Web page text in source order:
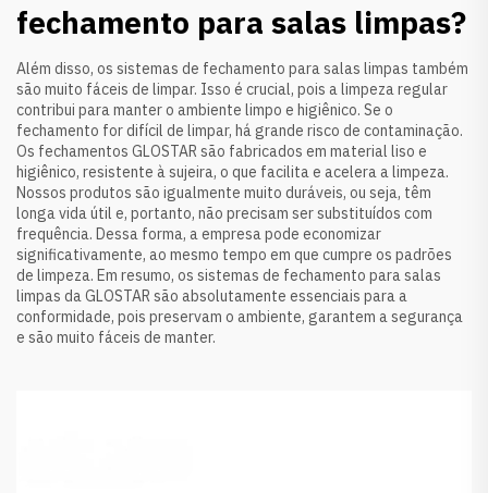
fechamento para salas limpas?
Além disso, os sistemas de fechamento para salas limpas também
são muito fáceis de limpar. Isso é crucial, pois a limpeza regular
contribui para manter o ambiente limpo e higiênico. Se o
fechamento for difícil de limpar, há grande risco de contaminação.
Os fechamentos GLOSTAR são fabricados em material liso e
higiênico, resistente à sujeira, o que facilita e acelera a limpeza.
Nossos produtos são igualmente muito duráveis, ou seja, têm
longa vida útil e, portanto, não precisam ser substituídos com
frequência. Dessa forma, a empresa pode economizar
significativamente, ao mesmo tempo em que cumpre os padrões
de limpeza. Em resumo, os sistemas de fechamento para salas
limpas da GLOSTAR são absolutamente essenciais para a
conformidade, pois preservam o ambiente, garantem a segurança
e são muito fáceis de manter.